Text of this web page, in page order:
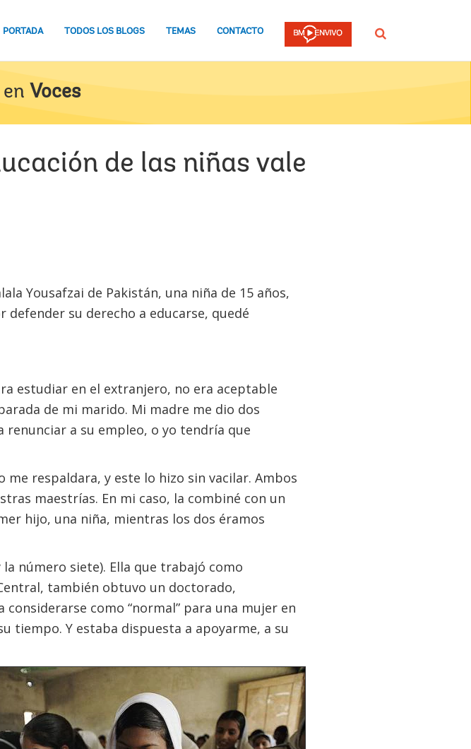
PORTADA TODOS LOS BLOGS TEMAS CONTACTO Buscar
Voces
de las niñas vale
Yousafzai de Pakistán, una niña de 15 años,
su derecho a educarse, quedé
estudiar en el extranjero, no era aceptable
de mi marido. Mi madre me dio dos
renunciar a su empleo, o yo tendría que
respaldara, y este lo hizo sin vacilar. Ambos
maestrías. En mi caso, la combiné con un
hijo, una niña, mientras los dos éramos
número siete). Ella que trabajó como
también obtuvo un doctorado,
como “normal” para una mujer en
tiempo. Y estaba dispuesta a apoyarme, a su